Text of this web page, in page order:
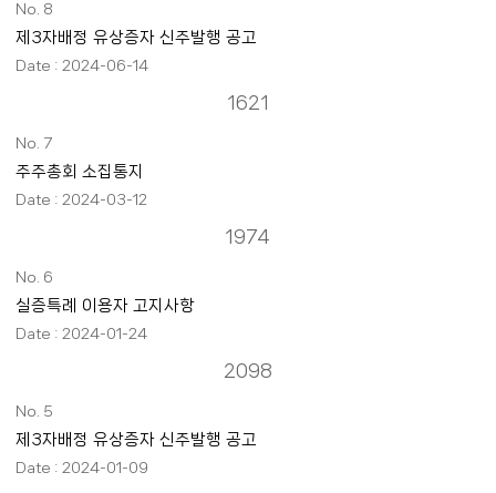
8
제3자배정 유상증자 신주발행 공고
2024-06-14
1621
7
주주총회 소집통지
2024-03-12
1974
6
실증특례 이용자 고지사항
2024-01-24
2098
5
제3자배정 유상증자 신주발행 공고
2024-01-09